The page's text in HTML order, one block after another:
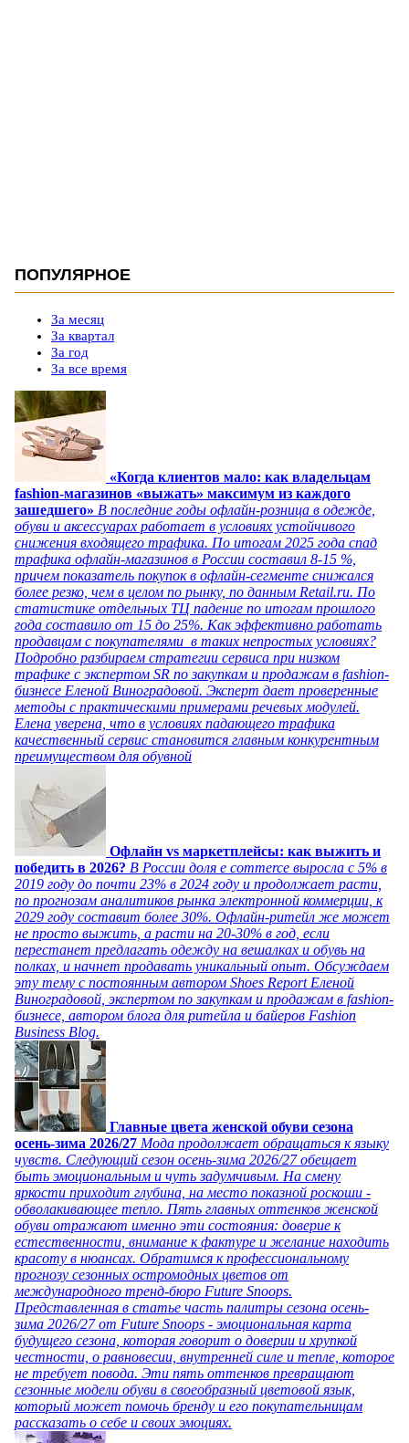
ПОПУЛЯРНОЕ
За месяц
За квартал
За год
За все время
«Когда клиентов мало: как владельцам
fashion-магазинов «выжать» максимум из каждого
зашедшего» В последние годы офлайн-розница в одежде,
обуви и аксессуарах работает в условиях устойчивого
снижения входящего трафика. По итогам 2025 года спад
трафика офлайн-магазинов в России составил 8-15 %,
причем показатель покупок в офлайн-сегменте снижался
более резко, чем в целом по рынку, по данным Retail.ru. По
статистике отдельных ТЦ падение по итогам прошлого
года составило от 15 до 25%. Как эффективно работать
продавцам с покупателями в таких непростых условиях?
Подробно разбираем стратегии сервиса при низком
трафике с экспертом SR по закупкам и продажам в fashion-
бизнесе Еленой Виноградовой. Эксперт дает проверенные
методы с практическими примерами речевых модулей.
Елена уверена, что в условиях падающего трафика
качественный сервис становится главным конкурентным
преимуществом для обувной
Офлайн vs маркетплейсы: как выжить и
победить в 2026? В России доля e commerce выросла с 5% в
2019 году до почти 23% в 2024 году и продолжает расти,
по прогнозам аналитиков рынка электронной коммерции, к
2029 году составит более 30%. Офлайн-ритейл же может
не просто выжить, а расти на 20-30% в год, если
перестанет предлагать одежду на вешалках и обувь на
полках, и начнет продавать уникальный опыт. Обсуждаем
эту тему с постоянным автором Shoes Report Еленой
Виноградовой, экспертом по закупкам и продажам в fashion-
бизнесе, автором блога для ритейла и байеров Fashion
Business Blog.
Главные цвета женской обуви сезона
осень-зима 2026/27 Мода продолжает обращаться к языку
чувств. Следующий сезон осень-зима 2026/27 обещает
быть эмоциональным и чуть задумчивым. На смену
яркости приходит глубина, на место показной роскоши -
обволакивающее тепло. Пять главных оттенков женской
обуви отражают именно эти состояния: доверие к
естественности, внимание к фактуре и желание находить
красоту в нюансах. Обратимся к профессиональному
прогнозу сезонных остромодных цветов от
международного тренд-бюро Future Snoops.
Представленная в статье часть палитры сезона осень-
зима 2026/27 от Future Snoops - эмоциональная карта
будущего сезона, которая говорит о доверии и хрупкой
честности, о равновесии, внутренней силе и тепле, которое
не требует повода. Эти пять оттенков превращают
сезонные модели обуви в своеобразный цветовой язык,
который может помочь бренду и его покупательницам
рассказать о себе и своих эмоциях.